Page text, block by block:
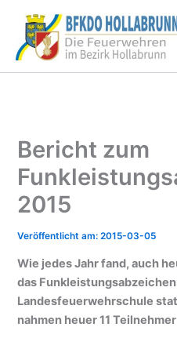
Inhalt
springen
Bericht zum
2015
2015-03-05
Wie jedes Jahr fand, auch
das
Landesfeuerwehrschule
nahmen heuer 11